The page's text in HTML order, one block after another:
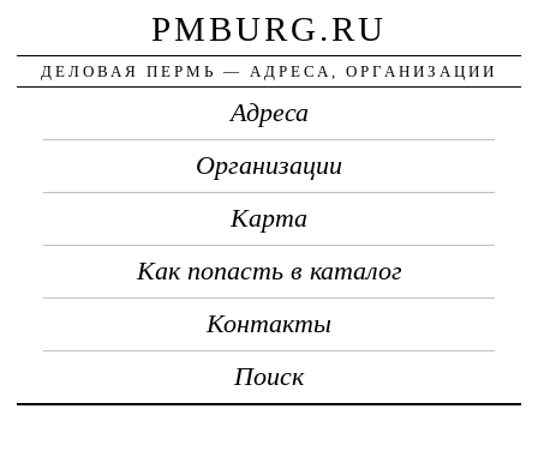
PMBURG.RU
ДЕЛОВАЯ ПЕРМЬ — АДРЕСА, ОРГАНИЗАЦИИ
Адреса
Организации
Карта
Как попасть в каталог
Контакты
Поиск